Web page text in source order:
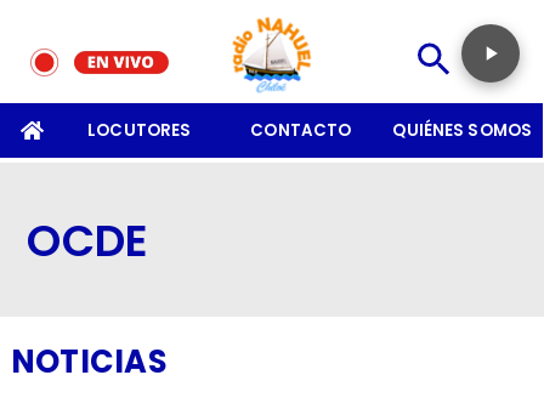
LOCUTORES CONTACTO QUIÉNES SOMOS
OCDE
NOTICIAS